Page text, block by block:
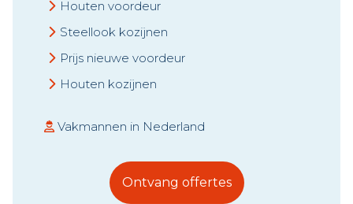
Houten voordeur
Steellook kozijnen
Prijs nieuwe voordeur
Houten kozijnen
Vakmannen in Nederland
Ontvang offertes